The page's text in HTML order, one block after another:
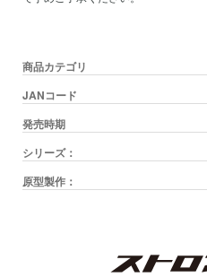
商品カテゴリ
JANコード
発売時期
シリーズ：
原型製作：